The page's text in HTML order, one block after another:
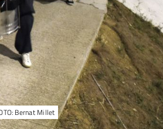
Bernat Millet